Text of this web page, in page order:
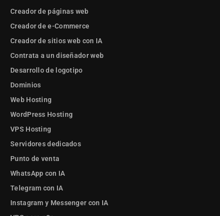
Creador de páginas web
Creador de e-Commerce
Creador de sitios web con IA
Contrata a un diseñador web
Desarrollo de logotipo
Dominios
Web Hosting
WordPress Hosting
VPS Hosting
Servidores dedicados
Punto de venta
WhatsApp con IA
Telegram con IA
Instagram y Messenger con IA